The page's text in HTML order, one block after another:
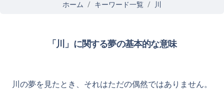
ホーム キーワード一覧 川
「川」に関する夢の基本的な意味
川の夢を見たとき、それはただの偶然ではありません。